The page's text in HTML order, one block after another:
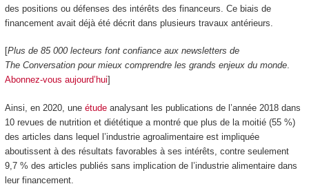
des positions ou défenses des intérêts des financeurs. Ce biais de
financement avait déjà été décrit dans plusieurs travaux antérieurs.
[Plus de 85 000 lecteurs font confiance aux newsletters de
The Conversation pour mieux comprendre les grands enjeux du monde.
Abonnez-vous aujourd’hui]
Ainsi, en 2020, une étudeanalysant les publications de l’année 2018 dans
10 revues de nutrition et diététique a montré que plus de la moitié (55 %)
des articles dans lequel l’industrie agroalimentaire est impliquée
aboutissent à des résultats favorables à ses intérêts, contre seulement
9,7 % des articles publiés sans implication de l’industrie alimentaire dans
leur financement.